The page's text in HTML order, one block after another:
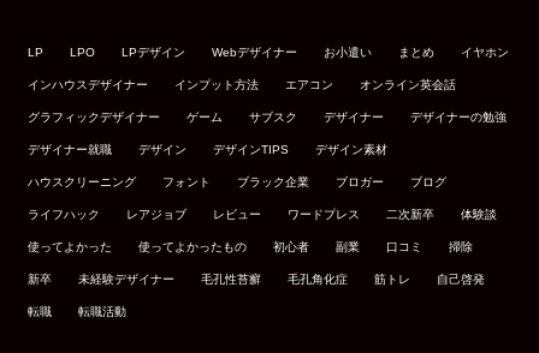
LP LPO LPデザイン Webデザイナー お小遣い まとめ イヤホン
インハウスデザイナー インプット方法 エアコン オンライン英会話
グラフィックデザイナー ゲーム サブスク デザイナー デザイナーの勉強
デザイナー就職 デザイン デザインTIPS デザイン素材
ハウスクリーニング フォント ブラック企業 ブロガー ブログ
ライフハック レアジョブ レビュー ワードプレス 二次新卒 体験談
使ってよかった 使ってよかったもの 初心者 副業 口コミ 掃除
新卒 未経験デザイナー 毛孔性苔癬 毛孔角化症 筋トレ 自己啓発
転職 転職活動